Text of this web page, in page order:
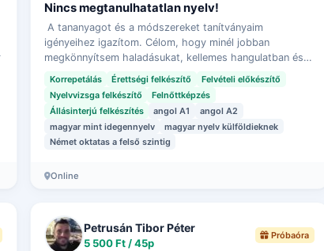
Nincs megtanulhatatlan nyelv!
A tananyagot és a módszereket tanítványaim
igényeihez igazítom. Célom, hogy minél jobban
megkönnyítsem haladásukat, kellemes hangulatban és
sikerélményt hozva teljenek az órák.
Korrepetálás Érettségi felkészítő
Felvételi előkészítő
Nyelvvizsga felkészítő
Felnőttképzés
Állásinterjú felkészítés
angol A1
angol A2
magyar mint idegennyelv
magyar nyelv külföldieknek
Német oktatas a felső szintig
Online
Petrusán Tibor Péter
5 500 Ft / 45p
Próbaóra